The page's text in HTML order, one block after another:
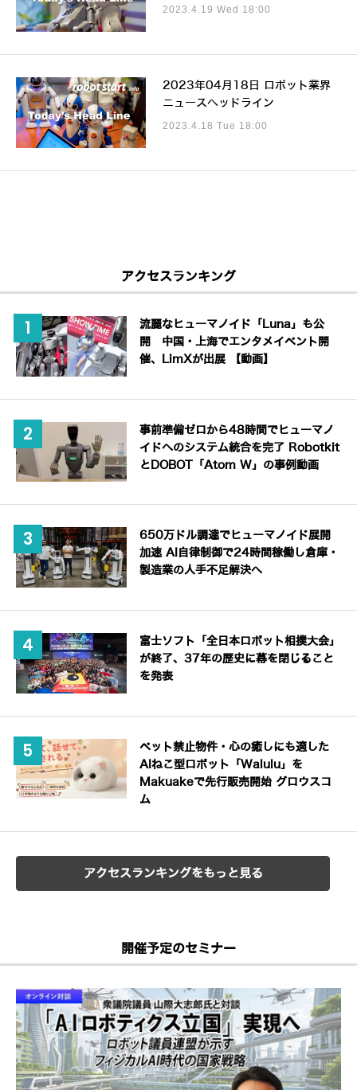
2023.4.19 Wed 18:00
2023年04月18日 ロボット業界
ニュースヘッドライン
2023.4.18 Tue 18:00
アクセスランキング
流麗なヒューマノイド「Luna」も公
開 中国・上海でエンタメイベント開
催、LimXが出展 【動画】
事前準備ゼロから48時間でヒューマノ
イドへのシステム統合を完了 Robotkit
とDOBOT「Atom W」の事例動画
650万ドル調達でヒューマノイド展開
加速 AI自律制御で24時間稼働し倉庫・
製造業の人手不足解決へ
富士ソフト「全日本ロボット相撲大会」
が終了、37年の歴史に幕を閉じること
を発表
ペット禁止物件・心の癒しにも適した
AIねこ型ロボット「Walulu」を
Makuakeで先行販売開始 グロウスコ
ム
アクセスランキングをもっと見る
開催予定のセミナー